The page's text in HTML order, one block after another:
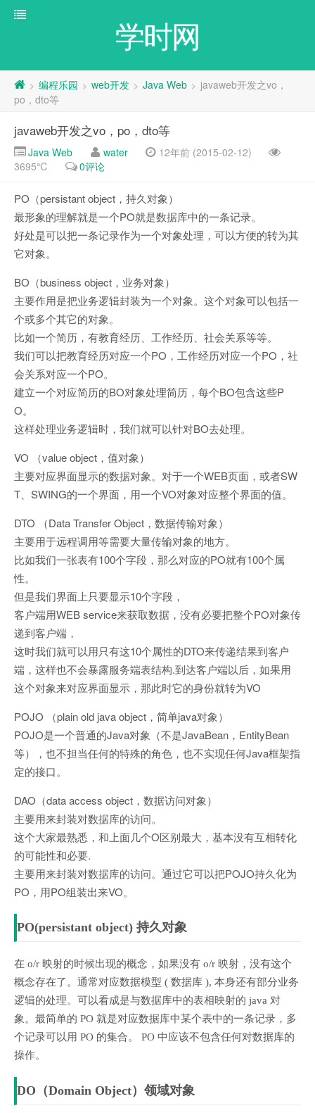
学时网
> 编程乐园 > web开发 > Java Web > javaweb开发之vo，
po，dto等
javaweb开发之vo，po，dto等
Java Web water
12年前 (2015-02-12)
3695℃
0评论
PO（persistant object，持久对象）
最形象的理解就是一个PO就是数据库中的一条记录。
好处是可以把一条记录作为一个对象处理，可以方便的转为其
它对象。
BO（business object，业务对象）
主要作用是把业务逻辑封装为一个对象。这个对象可以包括一
个或多个其它的对象。
比如一个简历，有教育经历、工作经历、社会关系等等。
我们可以把教育经历对应一个PO，工作经历对应一个PO，社
会关系对应一个PO。
建立一个对应简历的BO对象处理简历，每个BO包含这些P
O。
这样处理业务逻辑时，我们就可以针对BO去处理。
VO （value object，值对象）
主要对应界面显示的数据对象。对于一个WEB页面，或者SW
T、SWING的一个界面，用一个VO对象对应整个界面的值。
DTO （Data Transfer Object，数据传输对象）
主要用于远程调用等需要大量传输对象的地方。
比如我们一张表有100个字段，那么对应的PO就有100个属
性。
但是我们界面上只要显示10个字段，
客户端用WEB service来获取数据，没有必要把整个PO对象传
递到客户端，
这时我们就可以用只有这10个属性的DTO来传递结果到客户
端，这样也不会暴露服务端表结构.到达客户端以后，如果用
这个对象来对应界面显示，那此时它的身份就转为VO
POJO （plain old java object，简单java对象）
POJO是一个普通的Java对象（不是JavaBean，EntityBean
等），也不担当任何的特殊的角色，也不实现任何Java框架指
定的接口。
DAO（data access object，数据访问对象）
主要用来封装对数据库的访问。
这个大家最熟悉，和上面几个O区别最大，基本没有互相转化
的可能性和必要.
主要用来封装对数据库的访问。通过它可以把POJO持久化为
PO，用PO组装出来VO。
PO(persistant object) 持久对象
在 o/r 映射的时候出现的概念，如果没有 o/r 映射，没有这个
概念存在了。通常对应数据模型 ( 数据库 ), 本身还有部分业务
逻辑的处理。可以看成是与数据库中的表相映射的 java 对
象。最简单的 PO 就是对应数据库中某个表中的一条记录，多
个记录可以用 PO 的集合。 PO 中应该不包含任何对数据库的
操作。
DO（Domain Object）领域对象